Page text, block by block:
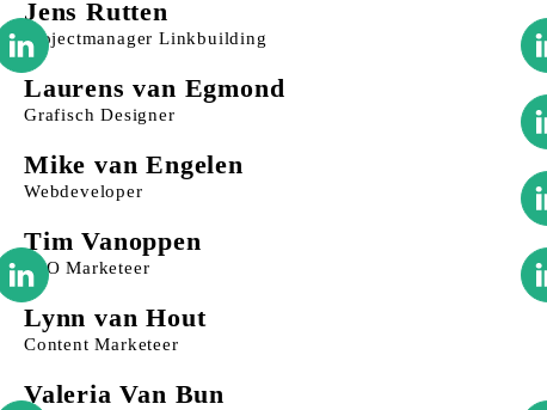
Jens Rutten
Projectmanager Linkbuilding
Laurens van Egmond
Grafisch Designer
Mike van Engelen
Webdeveloper
Tim Vanoppen
SEO Marketeer
Lynn van Hout
Content Marketeer
Valeria Van Bun